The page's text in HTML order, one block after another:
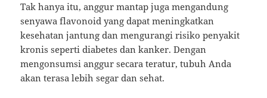
Tak hanya itu, anggur mantap juga mengandung
senyawa flavonoid yang dapat meningkatkan
kesehatan jantung dan mengurangi risiko penyakit
kronis seperti diabetes dan kanker. Dengan
mengonsumsi anggur secara teratur, tubuh Anda
akan terasa lebih segar dan sehat.